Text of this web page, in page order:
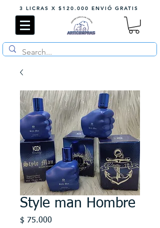
3 LICRAS X $120.000 ENVIÓ GRATIS
Style man Hombre
$ 75.000